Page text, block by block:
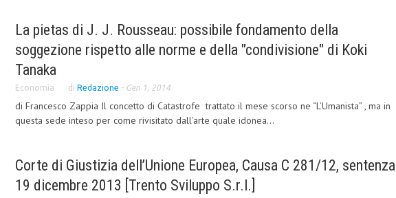
La pietas di J. J. Rousseau: possibile fondamento della
soggezione rispetto alle norme e della "condivisione" di Koki
Tanaka
Economia di Redazione - Gen 1, 2014
di Francesco Zappia Il concetto di Catastrofe trattato il mese scorso ne “L’Umanista” , ma in
questa sede inteso per come rivisitato dall’arte quale idonea...
Corte di Giustizia dell’Unione Europea, Causa C 281/12, sentenza
19 dicembre 2013 [Trento Sviluppo S.r.l.]